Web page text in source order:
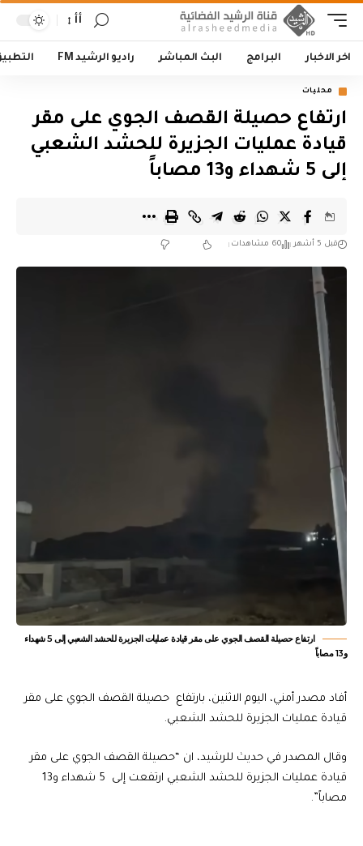
أأ
اخر الاخبار البرامج البث المباشر راديو الرشيد FM
محليات
ارتفاع حصيلة القصف الجوي على مقر
قيادة عمليات الجزيرة للحشد الشعبي
إلى 5 شهداء و13 مصاباً
قبل 5 أشهر 60 مشاهدات
ارتفاع حصيلة القصف الجوي على مقر قيادة عمليات الجزيرة للحشد الشعبي إلى 5 شهداء
و13 مصاباً
أفاد مصدر أمني، اليوم الاثنين، بارتفاع حصيلة القصف الجوي على مقر
قيادة عمليات الجزيرة للحشد الشعبي.
وقال المصدر في حديث للرشيد، ان “حصيلة القصف الجوي على مقر
قيادة عمليات الجزيرة للحشد الشعبي ارتفعت إلى 5 شهداء و13
مصاباً”.